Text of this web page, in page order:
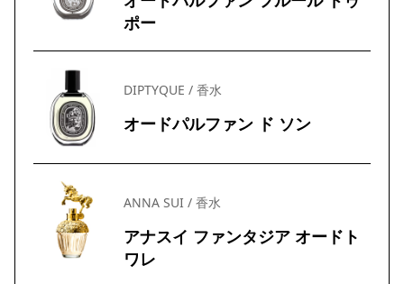
ポー
DIPTYQUE / 香水
オードパルファン ド ソン
ANNA SUI / 香水
アナスイ ファンタジア オードト
ワレ